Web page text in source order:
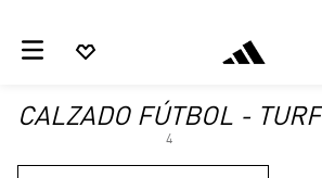
CALZADO FÚTBOL - TURF
4